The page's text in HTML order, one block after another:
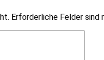
Erforderliche Felder sind